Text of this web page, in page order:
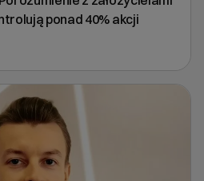
ponad 40% akcji